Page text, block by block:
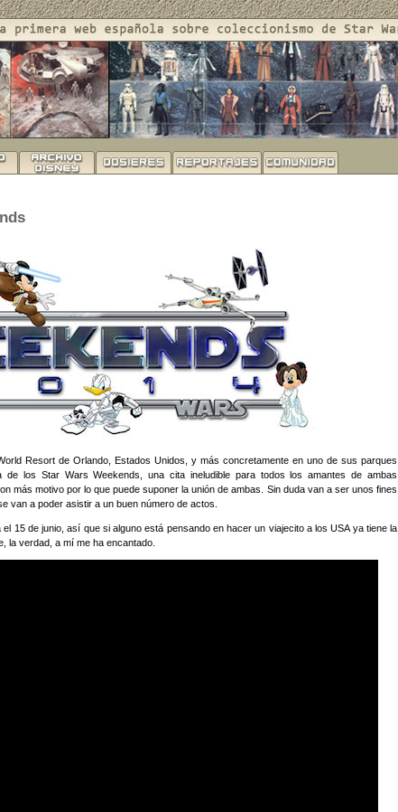
Resort de Orlando, Estados Unidos, y más concretamente en uno de sus parques
de los Star Wars Weekends, una cita ineludible para todos los amantes de ambas
más motivo por lo que puede suponer la unión de ambas. Sin duda van a ser unos fines
van a poder asistir a un buen número de actos.
15 de junio, así que si alguno está pensando en hacer un viajecito a los USA ya tiene la
la verdad, a mí me ha encantado.